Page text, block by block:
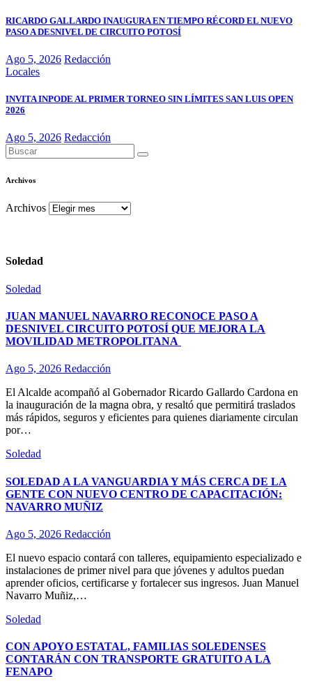
RICARDO GALLARDO INAUGURA EN TIEMPO RÉCORD EL NUEVO
PASO A DESNIVEL DE CIRCUITO POTOSÍ
Ago 5, 2026 Redacción
Locales
INVITA INPODE AL PRIMER TORNEO SIN LÍMITES SAN LUIS OPEN
2026
Ago 5, 2026 Redacción
Archivos
Archivos
Soledad
Soledad
JUAN MANUEL NAVARRO RECONOCE PASO A
DESNIVEL CIRCUITO POTOSÍ QUE MEJORA LA
MOVILIDAD METROPOLITANA
Ago 5, 2026 Redacción
El Alcalde acompañó al Gobernador Ricardo Gallardo Cardona en
la inauguración de la magna obra, y resaltó que permitirá traslados
más rápidos, seguros y eficientes para quienes diariamente circulan
por…
Soledad
SOLEDAD A LA VANGUARDIA Y MÁS CERCA DE LA
GENTE CON NUEVO CENTRO DE CAPACITACIÓN:
NAVARRO MUÑIZ
Ago 5, 2026 Redacción
El nuevo espacio contará con talleres, equipamiento especializado e
instalaciones de primer nivel para que jóvenes y adultos puedan
aprender oficios, certificarse y fortalecer sus ingresos. Juan Manuel
Navarro Muñiz,…
Soledad
CON APOYO ESTATAL, FAMILIAS SOLEDENSES
CONTARÁN CON TRANSPORTE GRATUITO A LA
FENAPO